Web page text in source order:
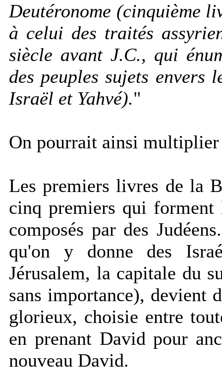
Deutéronome (cinquième
à celui des traités
siècle avant J.C., qui
des peuples sujets envers
Israël et Yahvé)."
On pourrait ainsi multiplier
Les premiers livres de la
cinq premiers qui forment
composés par des
qu'on y donne des
Jérusalem, la capitale du
sans importance), devient
glorieux, choisie entre
en prenant David pour
nouveau David.